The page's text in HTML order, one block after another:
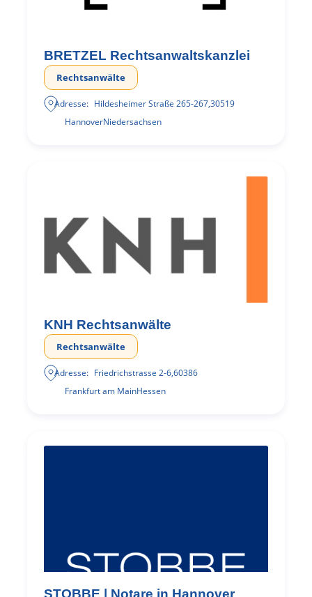
BRETZEL Rechtsanwaltskanzlei
Rechtsanwälte
Adresse: Hildesheimer Straße 265-267,30519
HannoverNiedersachsen
KNH Rechtsanwälte
Rechtsanwälte
Adresse: Friedrichstrasse 2-6,60386
Frankfurt am MainHessen